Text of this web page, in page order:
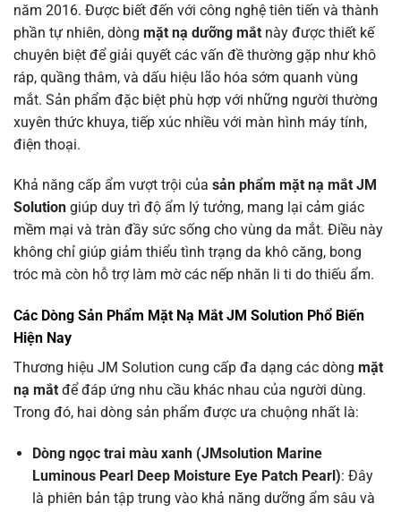
năm 2016. Được biết đến với công nghệ tiên tiến và thành
phần tự nhiên, dòng mặt nạ dưỡng mắt này được thiết kế
chuyên biệt để giải quyết các vấn đề thường gặp như khô
ráp, quầng thâm, và dấu hiệu lão hóa sớm quanh vùng
mắt. Sản phẩm đặc biệt phù hợp với những người thường
xuyên thức khuya, tiếp xúc nhiều với màn hình máy tính,
điện thoại.
Khả năng cấp ẩm vượt trội của sản phẩm mặt nạ mắt JM
Solution giúp duy trì độ ẩm lý tưởng, mang lại cảm giác
mềm mại và tràn đầy sức sống cho vùng da mắt. Điều này
không chỉ giúp giảm thiểu tình trạng da khô căng, bong
tróc mà còn hỗ trợ làm mờ các nếp nhăn li ti do thiếu ẩm.
Các Dòng Sản Phẩm Mặt Nạ Mắt JM Solution Phổ Biến
Hiện Nay
Thương hiệu JM Solution cung cấp đa dạng các dòng mặt
nạ mắt để đáp ứng nhu cầu khác nhau của người dùng.
Trong đó, hai dòng sản phẩm được ưa chuộng nhất là:
Dòng ngọc trai màu xanh (JMsolution Marine
Luminous Pearl Deep Moisture Eye Patch Pearl): Đây
là phiên bản tập trung vào khả năng dưỡng ẩm sâu và